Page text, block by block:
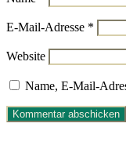
E-Mail-Adresse *
Website
Name, E-Mail-